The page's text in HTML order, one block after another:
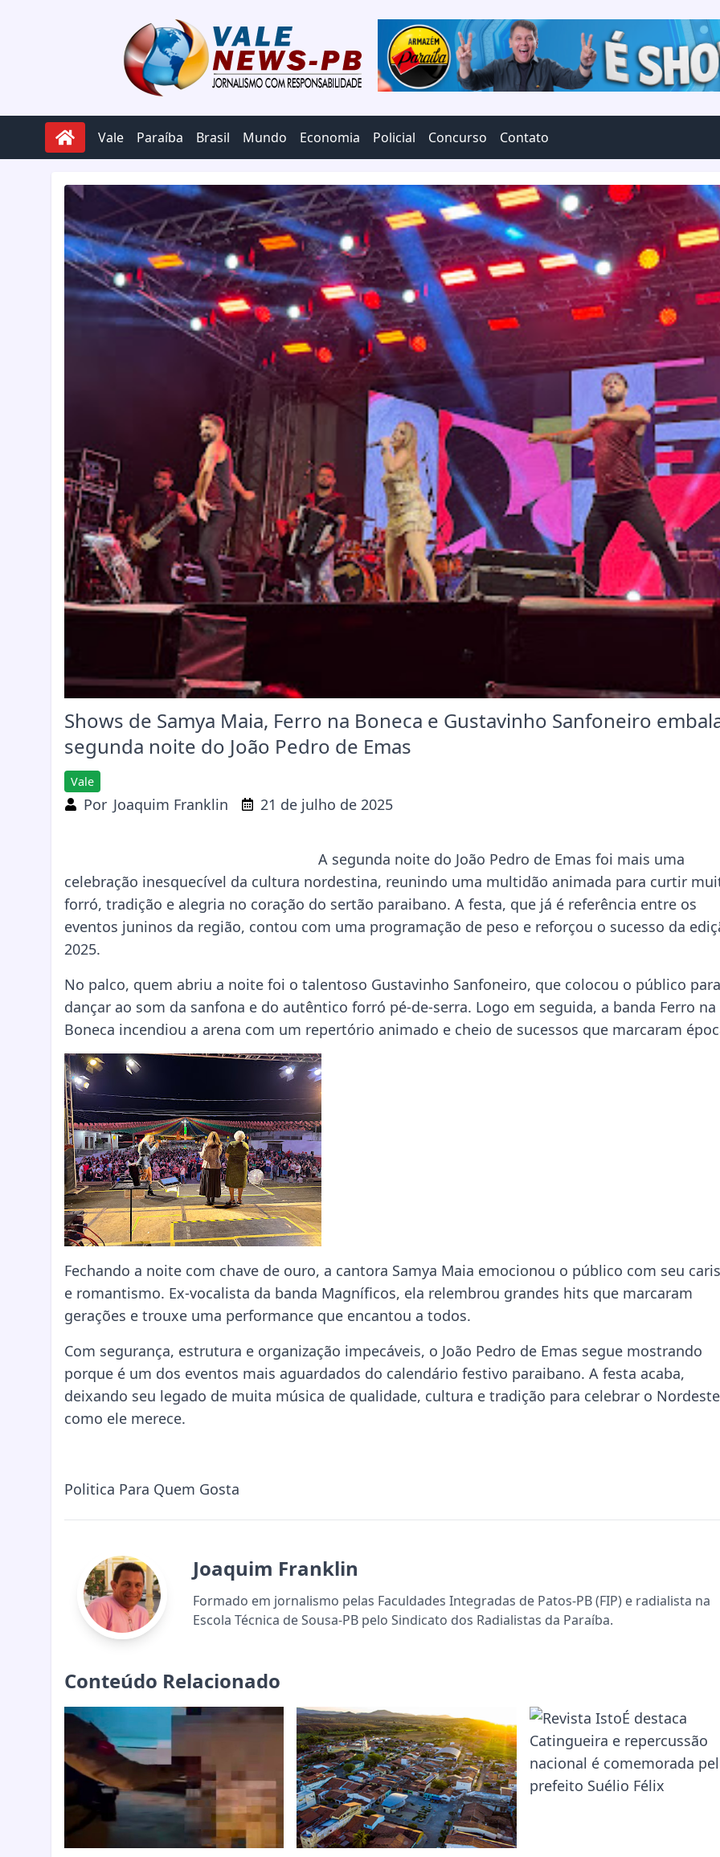
Vale Paraíba Brasil Mundo Economia Policial Concurso Contato
Shows de Samya Maia, Ferro na Boneca e Gustavinho Sanfoneiro
segunda noite do João Pedro de Emas
Vale
Por Joaquim Franklin 21 de julho de 2025
A segunda noite do João Pedro de Emas foi mais uma
celebração inesquecível da cultura nordestina, reunindo uma multidão animada para curtir
forró, tradição e alegria no coração do sertão paraibano. A festa, que já é referência entre os
eventos juninos da região, contou com uma programação de peso e reforçou o sucesso da
2025.
No palco, quem abriu a noite foi o talentoso Gustavinho Sanfoneiro, que colocou o público para
dançar ao som da sanfona e do autêntico forró pé-de-serra. Logo em seguida, a banda Ferro na
Boneca incendiou a arena com um repertório animado e cheio de sucessos que marcaram
Fechando a noite com chave de ouro, a cantora Samya Maia emocionou o público com seu
e romantismo. Ex-vocalista da banda Magníficos, ela relembrou grandes hits que marcaram
gerações e trouxe uma performance que encantou a todos.
Com segurança, estrutura e organização impecáveis, o João Pedro de Emas segue mostrando
porque é um dos eventos mais aguardados do calendário festivo paraibano. A festa acaba,
deixando seu legado de muita música de qualidade, cultura e tradição para celebrar o Nordeste
como ele merece.
Politica Para Quem Gosta
Joaquim Franklin
Formado em jornalismo pelas Faculdades Integradas de Patos-PB (FIP) e radialista na
Escola Técnica de Sousa-PB pelo Sindicato dos Radialistas da Paraíba.
Conteúdo Relacionado